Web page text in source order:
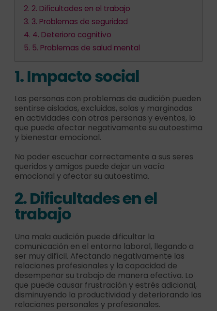
2. 2. Dificultades en el trabajo
3. 3. Problemas de seguridad
4. 4. Deterioro cognitivo
5. 5. Problemas de salud mental
1. Impacto social
Las personas con problemas de audición pueden
sentirse aisladas, excluidas, solas y marginadas
en actividades con otras personas y eventos, lo
que puede afectar negativamente su autoestima
y bienestar emocional.
No poder escuchar correctamente a sus seres
queridos y amigos puede dejar un vacío
emocional y afectar su autoestima.
2. Dificultades en el
trabajo
Una mala audición puede dificultar la
comunicación en el entorno laboral, llegando a
ser muy difícil. Afectando negativamente las
relaciones profesionales y la capacidad de
desempeñar su trabajo de manera efectiva. Lo
que puede causar frustración y estrés adicional,
disminuyendo la productividad y deteriorando las
relaciones personales y profesionales.